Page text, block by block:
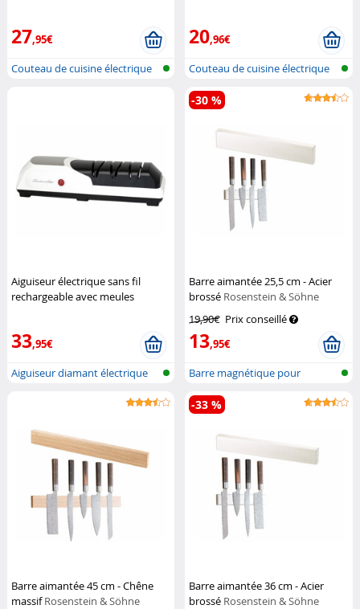
27,95€
Couteau de cuisine électrique
20,96€
Couteau de cuisine électrique
Aiguiseur électrique sans fil
rechargeable avec meules
33,95€
Aiguiseur diamant électrique
Barre aimantée 25,5 cm - Acier
brossé Rosenstein & Söhne
19,90€ Prix conseillé
13,95€
-30 %
Barre magnétique pour
couteaux
Barre aimantée 45 cm - Chêne
massifRosenstein & Söhne
Barre aimantée 36 cm - Acier
brossé Rosenstein & Söhne
-33 %